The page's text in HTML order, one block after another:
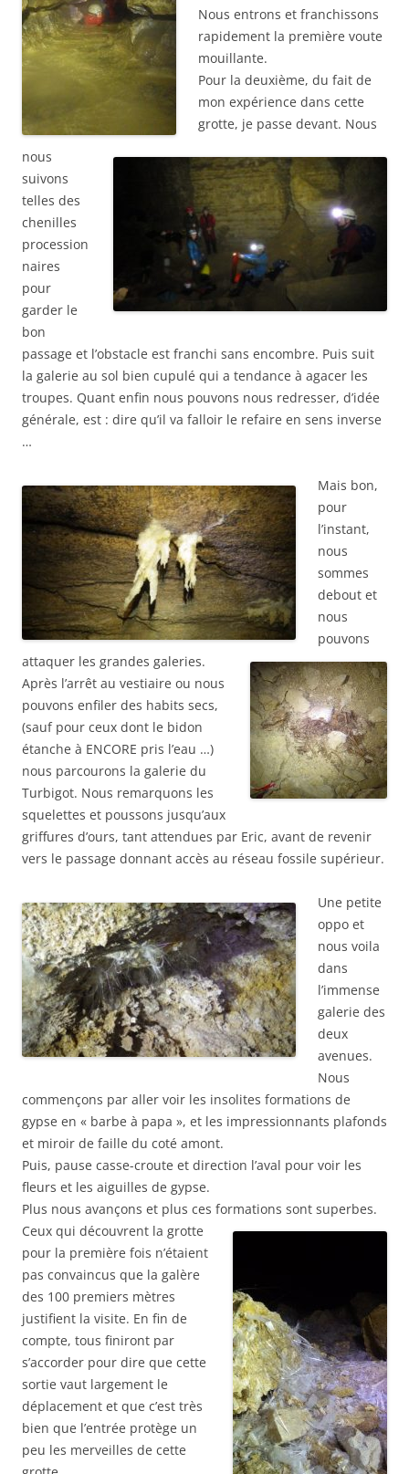
Nous entrons et franchissons
rapidement la première voute
mouillante.
Pour la deuxième, du fait de
mon expérience dans cette
grotte, je passe devant. Nous
nous
suivons
telles des
chenilles
procession
naires
pour
garder le
bon
passage et l’obstacle est franchi sans encombre. Puis suit
la galerie au sol bien cupulé qui a tendance à agacer les
troupes. Quant enfin nous pouvons nous redresser, d’idée
générale, est : dire qu’il va falloir le refaire en sens inverse
…
Mais bon,
pour
l’instant,
nous
sommes
debout et
nous
pouvons
attaquer les grandes galeries.
Après l’arrêt au vestiaire ou nous
pouvons enfiler des habits secs,
(sauf pour ceux dont le bidon
étanche à ENCORE pris l’eau …)
nous parcourons la galerie du
Turbigot. Nous remarquons les
squelettes et poussons jusqu’aux
griffures d’ours, tant attendues par Eric, avant de revenir
vers le passage donnant accès au réseau fossile supérieur.
Une petite
oppo et
nous voila
dans
l’immense
galerie des
deux
avenues.
Nous
commençons par aller voir les insolites formations de
gypse en « barbe à papa », et les impressionnants plafonds
et miroir de faille du coté amont.
Puis, pause casse-croute et direction l’aval pour voir les
fleurs et les aiguilles de gypse.
Plus nous avançons et plus ces formations sont superbes.
Ceux qui découvrent la grotte
pour la première fois n’étaient
pas convaincus que la galère
des 100 premiers mètres
justifient la visite. En fin de
compte, tous finiront par
s’accorder pour dire que cette
sortie vaut largement le
déplacement et que c’est très
bien que l’entrée protège un
peu les merveilles de cette